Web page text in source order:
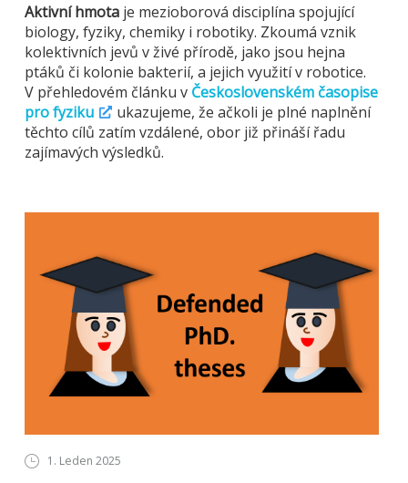
Aktivní hmotaje mezioborová disciplína spojující
biology, fyziky, chemiky i robotiky. Zkoumá vznik
kolektivních jevů v živé přírodě, jako jsou hejna
ptáků či kolonie bakterií, a jejich využití v robotice.
V přehledovém článku v Československém časopise
pro fyziku
ukazujeme, že ačkoli je plné naplnění
těchto cílů zatím vzdálené, obor již přináší řadu
zajímavých výsledků.
1. Leden 2025